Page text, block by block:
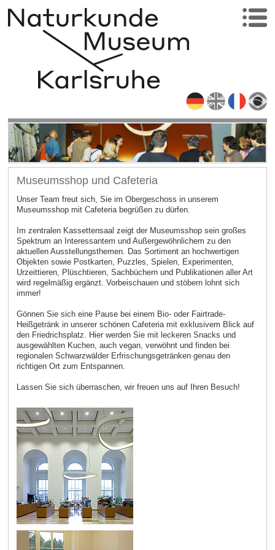
Museumsshop und Cafeteria
Unser Team freut sich, Sie im Obergeschoss in unserem
Museumsshop mit Cafeteria begrüßen zu dürfen.
Im zentralen Kassettensaal zeigt der Museumsshop sein großes
Spektrum an Interessantem und Außergewöhnlichem zu den
aktuellen Ausstellungsthemen. Das Sortiment an hochwertigen
Objekten sowie Postkarten, Puzzles, Spielen, Experimenten,
Urzeittieren, Plüschtieren, Sachbüchern und Publikationen aller Art
wird regelmäßig ergänzt. Vorbeischauen und stöbern lohnt sich
immer!
Gönnen Sie sich eine Pause bei einem Bio- oder Fairtrade-
Heißgetränk in unserer schönen Cafeteria mit exklusivem Blick auf
den Friedrichsplatz. Hier werden Sie mit leckeren Snacks und
ausgewählten Kuchen, auch vegan, verwöhnt und finden bei
regionalen Schwarzwälder Erfrischungsgetränken genau den
richtigen Ort zum Entspannen.
Lassen Sie sich überraschen, wir freuen uns auf Ihren Besuch!